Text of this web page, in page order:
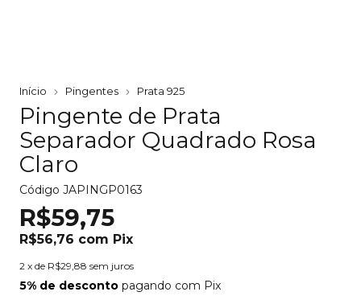
Início Pingentes Prata 925
Pingente de Prata
Separador Quadrado Rosa
Claro
Código JAPINGP0163
R$59,75
R$56,76 com Pix
2 x de R$29,88 sem juros
5% de desconto pagando com Pix